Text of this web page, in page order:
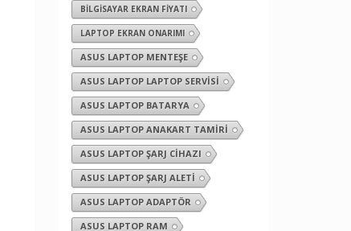
BILGISAYAR EKRAN FIYATI
LAPTOP EKRAN ONARIMI
ASUS LAPTOP MENTEŞE
ASUS LAPTOP LAPTOP SERVISI
ASUS LAPTOP BATARYA
ASUS LAPTOP ANAKART TAMIRI
ASUS LAPTOP ŞARJ CIHAZI
ASUS LAPTOP ŞARJ ALETI
ASUS LAPTOP ADAPTÖR
ASUS LAPTOP RAM